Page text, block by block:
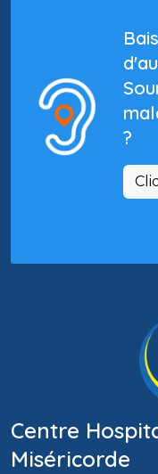
?
Centre
Miséricorde